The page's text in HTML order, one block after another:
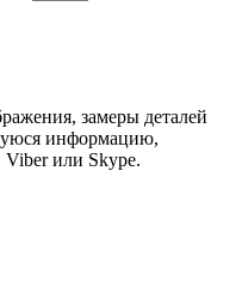
замеры деталей
информацию,
Viber или Skype.